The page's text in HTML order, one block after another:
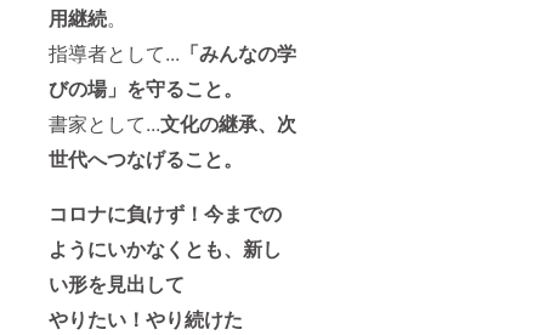
用継続。
指導者として... 「みんなの学
びの場」を守ること。
書家として...文化の継承、次
世代へつなげること。
コロナに負けず！今までの
ようにいかなくとも、新し
い形を見出して
やりたい！やり続けた